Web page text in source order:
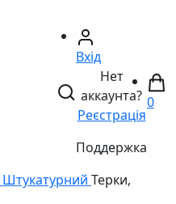
Вхід
Нет
аккаунта?
Реєстрація
Поддержка
0
Штукатурний Терки,